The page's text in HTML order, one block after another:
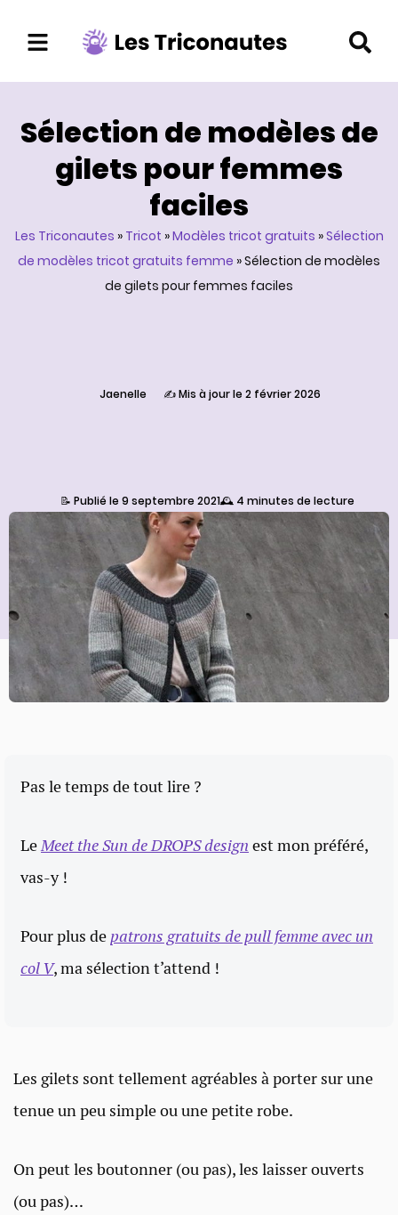
Aller
au
contenu
Sélection de modèles de
gilets pour femmes
faciles
Les Triconautes » Tricot »Modèles tricot gratuits »Sélection
de modèles tricot gratuits femme »Sélection de modèles
de gilets pour femmes faciles
Jaenelle ✍️ Mis à jour le 2 février 2026
📝 Publié le 9 septembre 2021🕰️ 4 minutes de lecture
Pas le temps de tout lire ?
LeMeet the Sun de DROPS design est mon préféré,
vas-y !
Pour plus de patrons gratuits de pull femme avec un
col V, ma sélection t’attend !
Les gilets sont tellement agréables à porter sur une
tenue un peu simple ou une petite robe.
On peut les boutonner (ou pas), les laisser ouverts
(ou pas)…